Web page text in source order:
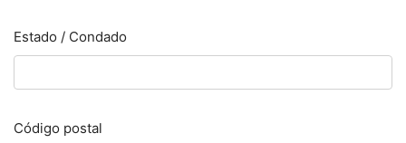
Estado / Condado
Código postal